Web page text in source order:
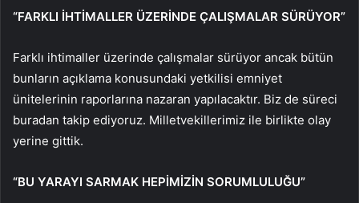
“FARKLI İHTİMALLER ÜZERİNDE ÇALIŞMALAR SÜRÜYOR”
Farklı ihtimaller üzerinde çalışmalar sürüyor ancak bütün
bunların açıklama konusundaki yetkilisi emniyet
ünitelerinin raporlarına nazaran yapılacaktır. Biz de süreci
buradan takip ediyoruz. Milletvekillerimiz ile birlikte olay
yerine gittik.
“BU YARAYI SARMAK HEPİMİZİN SORUMLULUĞU”